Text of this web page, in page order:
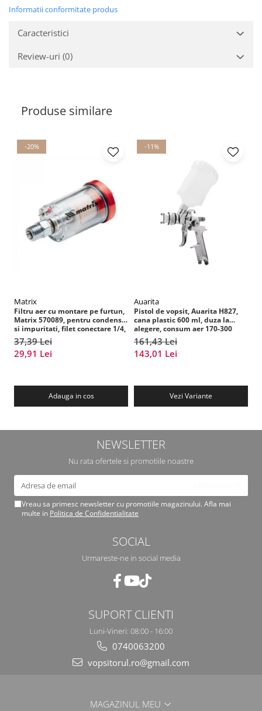
Faruri
2.15 Detailing Auto
Informatii conformitate produs
Caracteristici
Review-uri (0)
Produse similare
-20%
Matrix
Filtru aer cu montare pe furtun,
Matrix 570089, pentru condens
si impuritati, filet conectare 1/4,
purjare manuala
37,39 Lei
29,91 Lei
Adauga in cos
-11%
Auarita
Pistol de vopsit, Auarita H827,
cana plastic 600 ml, duza la
alegere, consum aer 170-300
l/min
161,43 Lei
143,01 Lei
Vezi Variante
NEWSLETTER
Nu rata ofertele si promotiile noastre
Vreau sa primesc newsletter cu promotiile magazinului. Afla mai
multe in Politica de Confidentialitate
SOCIAL
Urmareste-ne in social media
SUPORT CLIENTI
Luni-Vineri: 08:00 - 16:00
0740063200
vopsitorul.ro@gmail.com
MAGAZINUL MEU